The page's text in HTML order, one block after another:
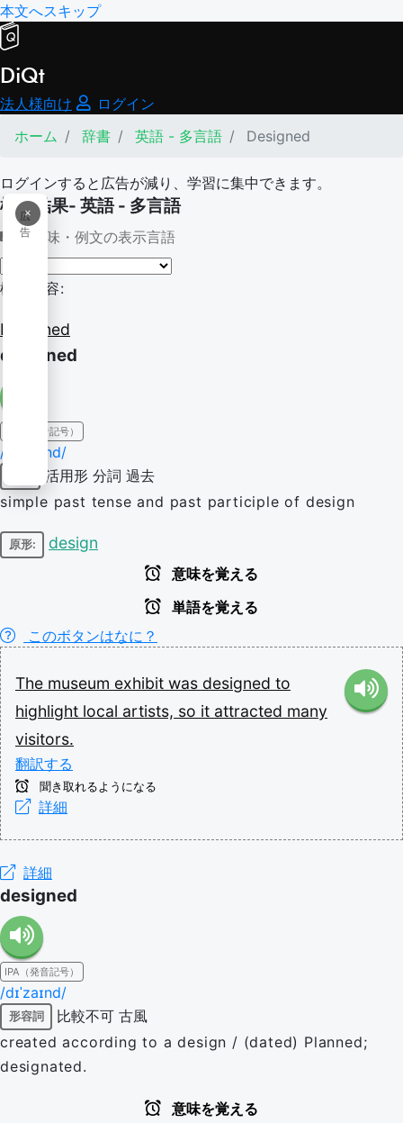
本文へスキップ
DiQt
法人様向け
ログイン
ホーム
辞書 英語 - 多言語 Designed
ログインすると広告が減り、学習に集中できます。
×
広
告
検索結果- 英語 - 多言語
意味・例文の表示言語
検索内容:
Designed
designed
IPA（発音記号）
/dɪˈzaɪnd/
活用形 分詞 過去
simple past tense and past participle of design
原形: design
意味を覚える
単語を覚える
このボタンはなに？
The museum exhibit was designed to
highlight local artists, so it attracted many
visitors.
翻訳する
聞き取れるようになる
詳細
詳細
designed
IPA（発音記号）
/dɪˈzaɪnd/
形容詞 比較不可 古風
created according to a design / (dated) Planned;
designated.
意味を覚える